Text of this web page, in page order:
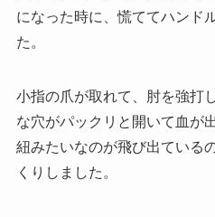
になった時に、慌ててハンド
た。
小指の爪が取れて、肘を強打
な穴がパックリと開いて血が
紐みたいなのが飛び出ている
くりしました。